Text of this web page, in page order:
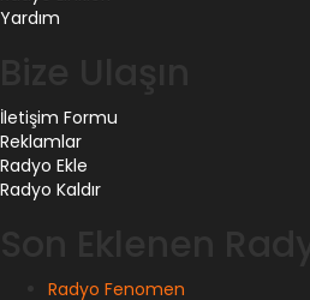
Yardım
İletişim Formu
Reklamlar
Radyo Ekle
Radyo Kaldır
Radyo Fenomen